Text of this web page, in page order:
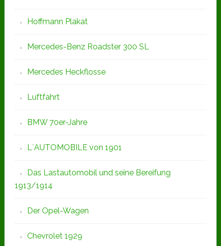
Hoffmann Plakat
Mercedes-Benz Roadster 300 SL
Mercedes Heckflosse
Luftfahrt
BMW 70er-Jahre
L`AUTOMOBILE von 1901
Das Lastautomobil und seine Bereifung
1913/1914
Der Opel-Wagen
Chevrolet 1929